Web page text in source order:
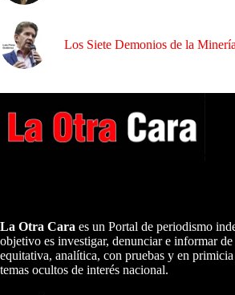
Los Siete Demonios de la Minería
La Otra Cara es un Portal de periodismo
objetivo es investigar, denunciar e informar de
equitativa, analítica, con pruebas y en primicia
temas ocultos de interés nacional.